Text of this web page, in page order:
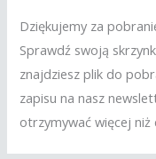
Dziękujemy za
Sprawdź swoją
znajdziesz plik do
zapisu na nasz
otrzymywać więcej